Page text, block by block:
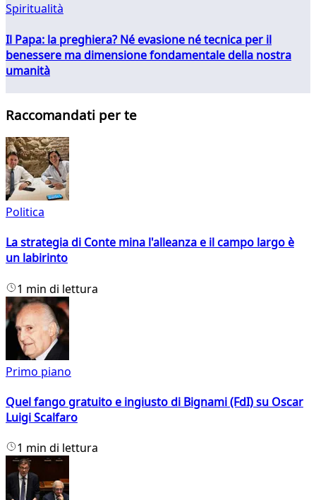
Spiritualità
Il Papa: la preghiera? Né evasione né tecnica per il
benessere ma dimensione fondamentale della nostra
umanità
Raccomandati per te
Politica
La strategia di Conte mina l'alleanza e il campo largo è
un labirinto
1 min di lettura
Primo piano
Quel fango gratuito e ingiusto di Bignami (FdI) su Oscar
Luigi Scalfaro
1 min di lettura